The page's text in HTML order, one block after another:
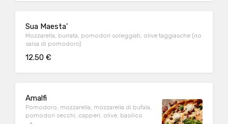
Sua Maesta'
Mozzarella, burrata, pomodori soleggiati, olive taggiasche (no
salsa di pomodoro)
12.50 €
Amalfi
Pomodoro, mozzarella, mozzarella di bufala,
pomodori secchi, capperi, olive, basilico